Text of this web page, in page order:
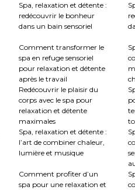
Spa, relaxation et détente :
redécouvrir le bonheur
dans un bain sensoriel
Comment transformer le
spa en refuge sensoriel
pour relaxation et détente
après le travail
Redécouvrir le plaisir du
corps avec le spa pour
relaxation et détente
maximales
Spa, relaxation et détente :
l’art de combiner chaleur,
lumière et musique
Comment profiter d’un
spa pour une relaxation et